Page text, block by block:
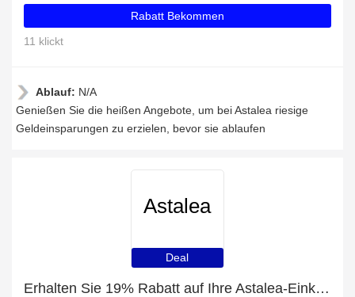
Rabatt Bekommen
11 klickt
Ablauf: N/A
Genießen Sie die heißen Angebote, um bei Astalea riesige
Geldeinsparungen zu erzielen, bevor sie ablaufen
Astalea
Deal
Erhalten Sie 19% Rabatt auf Ihre Astalea-Einkäufe